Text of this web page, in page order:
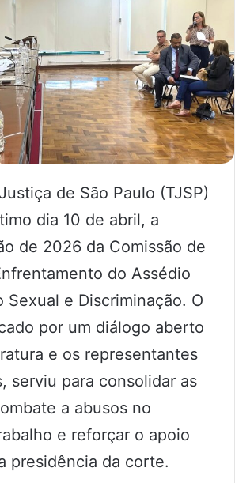
de São Paulo (TJSP)
dia 10 de abril, a
de 2026 da Comissão de
do Assédio
Sexual e Discriminação. O
por um diálogo aberto
e os representantes
serviu para consolidar as
a abusos no
e reforçar o apoio
presidência da corte.